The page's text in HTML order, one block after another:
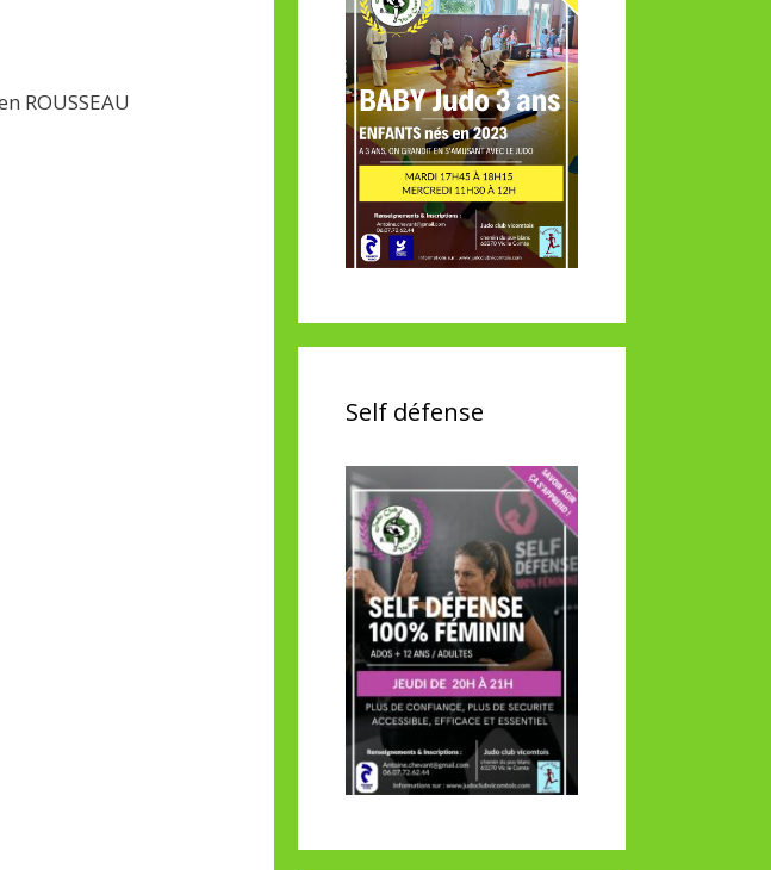
ROUSSEAU
Self défense